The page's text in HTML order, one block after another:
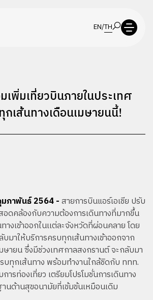
EN/TH
เพิ่มเที่ยวบินภายในประเทศ
เส้นทางเดือนเมษายนนี้!
ภาพันธ์ 2564 -สายการบินแอร์เอเชีย ปรับ
อดคล้องกับความต้องการเดินทางที่มากขึ้น
างเข้าออกในเเต่ละจังหวัดที่ผ่อนคลาย โดย
มาให้บริการครบทุกเส้นทางเข้าออกจาก
ษายน ซึ่งมีช่วงเทศกาลสงกรานต์ จะกลับมา
บทุกเส้นทาง พร้อมทำงานใกล้ชิดกับ ททท.
ารท่องเที่ยว เตรียมโปรโมชั่นการเดินทาง
ด้านสุขอนามัยที่เข้มข้นเหมือนเดิม